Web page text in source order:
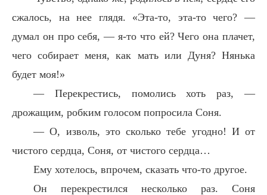
сжалось, на нее глядя. «Эта-то, эта-то чего? —
думал он про себя, — я-то что ей? Чего она плачет,
чего собирает меня, как мать или Дуня? Нянька
будет моя!»
— Перекрестись, помолись хоть раз, —
дрожащим, робким голосом попросила Соня.
— О, изволь, это сколько тебе угодно! И от
чистого сердца, Соня, от чистого сердца…
Ему хотелось, впрочем, сказать что-то другое.
Он перекрестился несколько раз. Соня